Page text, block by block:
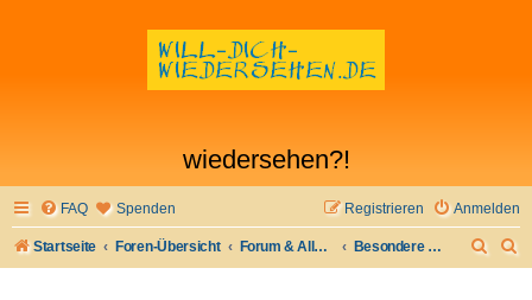
wiedersehen?!
FAQ Spenden Anmelden
Registrieren
Startseite Foren-Übersicht Forum & Allgemeines Besondere Anzeigen